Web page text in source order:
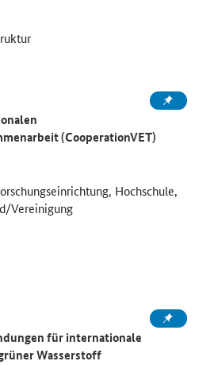
(CooperationVET)
Hochschule,
Vereinigung
für internationale
Wasserstoff